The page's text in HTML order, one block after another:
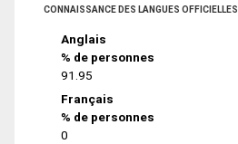
CONNAISSANCE DES LANGUES OFFICIELLES
Anglais
% de personnes
91.95
Français
% de personnes
0